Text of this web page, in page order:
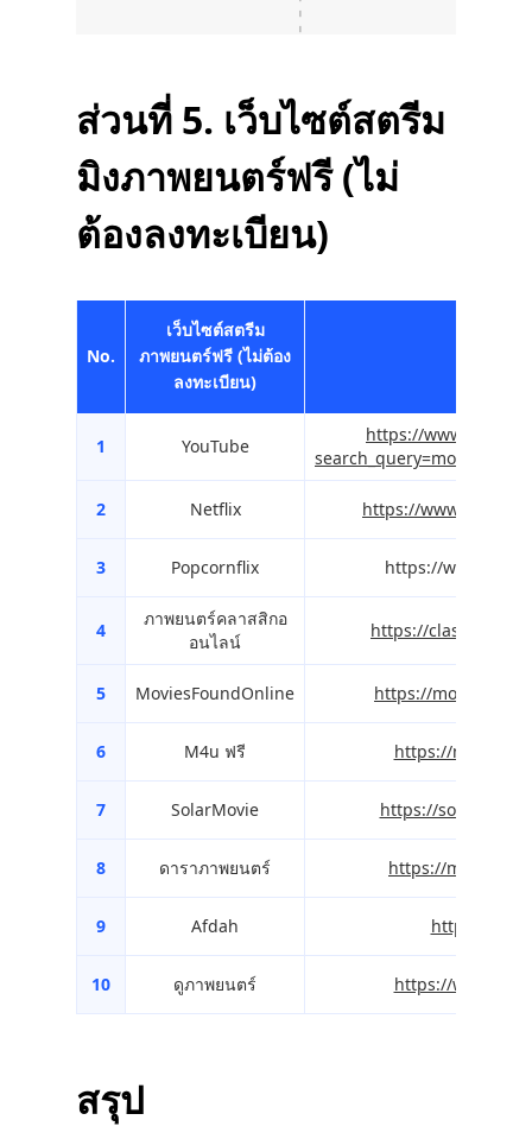
ส่วนที่ 5. เว็บไซต์สตรีม
มิงภาพยนตร์ฟรี (ไม่
ต้องลงทะเบียน)
No.
เว็บไซต์สตรีม
ภาพยนตร์ฟรี (ไม่ต้อง
ลงทะเบียน)
1 YouTube
https://
2 Netflix https://
3 Popcornflix https://
4
ภาพยนตร์คลาสสิกอ
อนไลน์
https://
5 MoviesFoundOnline https://
6 M4u ฟรี https://
7 SolarMovie https://
8 ดาราภาพยนตร์ https://
9 Afdah https://
10 ดูภาพยนตร์ https://
สรุป